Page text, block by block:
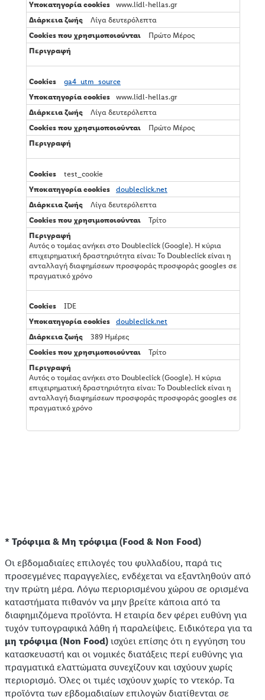
www.lidl-hellas.gr
Λίγα δευτερόλεπτα
Πρώτο Μέρος
ga4_utm_source
www.lidl-hellas.gr
Λίγα δευτερόλεπτα
Πρώτο Μέρος
test_cookie
doubleclick.net
Λίγα δευτερόλεπτα
Τρίτο
Αυτός ο τομέας ανήκει στο Doubleclick (Google). Η κύρια
επιχειρηματική δραστηριότητα είναι: Το Doubleclick είναι η
ανταλλαγή διαφημίσεων προσφοράς προσφοράς googles σε
πραγματικό χρόνο
IDE
doubleclick.net
389 Ημέρες
Τρίτο
Αυτός ο τομέας ανήκει στο Doubleclick (Google). Η κύρια
επιχειρηματική δραστηριότητα είναι: Το Doubleclick είναι η
ανταλλαγή διαφημίσεων προσφοράς προσφοράς googles σε
πραγματικό χρόνο
* Τρόφιμα & Μη τρόφιμα (Food & Non Food)
Οι εβδομαδιαίες επιλογές του φυλλαδίου, παρά τις
προσεγμένες παραγγελίες, ενδέχεται να εξαντληθούν από
την πρώτη μέρα. Λόγω περιορισμένου χώρου σε ορισμένα
καταστήματα πιθανόν να μην βρείτε κάποια από τα
διαφημιζόμενα προϊόντα. Η εταιρία δεν φέρει ευθύνη για
τυχόν τυπογραφικά λάθη ή παραλείψεις. Ειδικότερα για τα
μη τρόφιμα (Non Food) ισχύει επίσης ότι η εγγύηση του
κατασκευαστή και οι νομικές διατάξεις περί ευθύνης για
πραγματικά ελαττώματα συνεχίζουν και ισχύουν χωρίς
περιορισμό. Όλες οι τιμές ισχύουν χωρίς το ντεκόρ. Τα
προϊόντα των εβδομαδιαίων επιλογών διατίθενται σε